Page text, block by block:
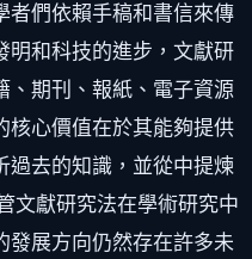
者們依賴手稿和書信來傳
明和科技的進步，文獻研
、期刊、報紙、電子資源
核心價值在於其能夠提供
過去的知識，並從中提煉
文獻研究法在學術研究中
發展方向仍然存在許多未